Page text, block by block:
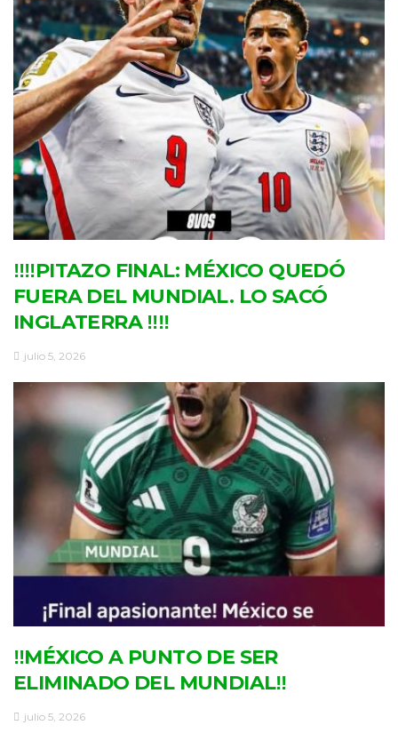
‼‼PITAZO FINAL: MÉXICO QUEDÓ
FUERA DEL MUNDIAL. LO SACÓ
INGLATERRA ‼‼
julio 5, 2026
‼MÉXICO A PUNTO DE SER
ELIMINADO DEL MUNDIAL‼
julio 5, 2026